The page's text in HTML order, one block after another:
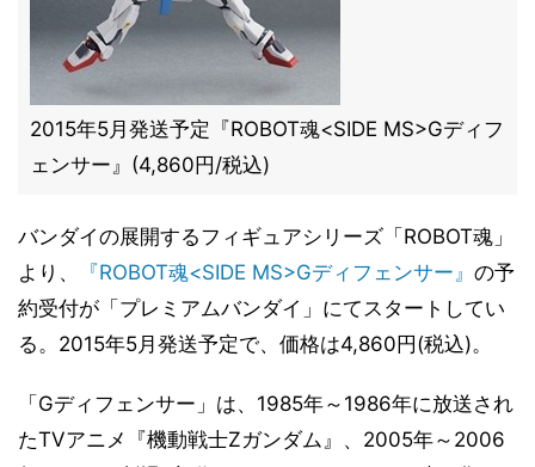
2015年5月発送予定『ROBOT魂<SIDE MS>Gディフ
ェンサー』(4,860円/税込)
バンダイの展開するフィギュアシリーズ「ROBOT魂」
より、
『ROBOT魂<SIDE MS>Gディフェンサー』 の予
約受付が「プレミアムバンダイ」にてスタートしてい
る。2015年5月発送予定で、価格は4,860円(税込)。
「Gディフェンサー」は、1985年～1986年に放送され
たTVアニメ『機動戦士Ζガンダム』、2005年～2006